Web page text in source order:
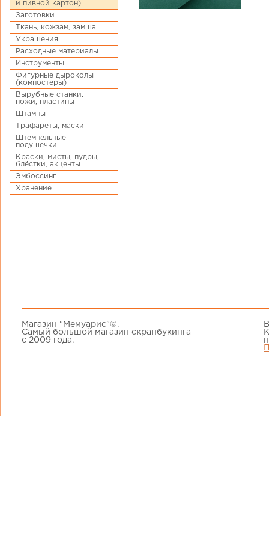
и пивной картон)
Заготовки
Ткань, кожзам, замша
Украшения
Расходные материалы
Инструменты
Фигурные дыроколы
(компостеры)
Вырубные станки,
ножи, пластины
Штампы
Трафареты, маски
Штемпельные
подушечки
Краски, мисты, пудры,
блёстки, акценты
Эмбоссинг
Хранение
Магазин "Мемуарис"©.
Самый большой магазин скрапбукинга
с 2009 года.